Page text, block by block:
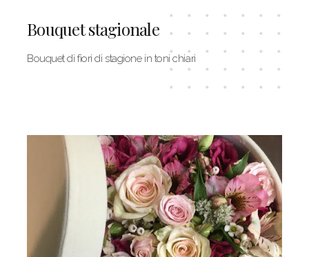
Bouquet stagionale
Bouquet di fiori di stagione in toni chiari